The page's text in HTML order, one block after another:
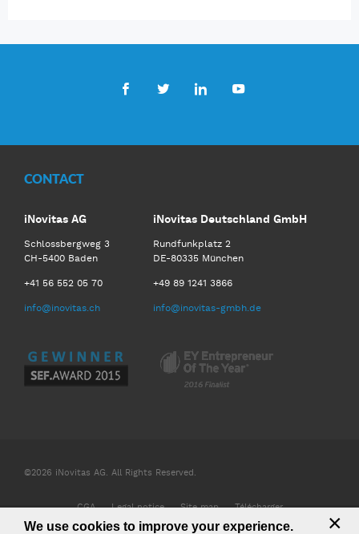
CONTACT
iNovitas AG
Schlossbergweg 3
CH-5400 Baden
+41 56 552 05 70
info@inovitas.ch
iNovitas Deutschland GmbH
Rundfunkplatz 2
DE-80335 München
+49 89 1241 3866
info@inovitas-gmbh.de
©2026 iNovitas AG. All Rights Reserved.
CGA Legal notice Site map Télécharger
We use cookies to improve your experience. ×